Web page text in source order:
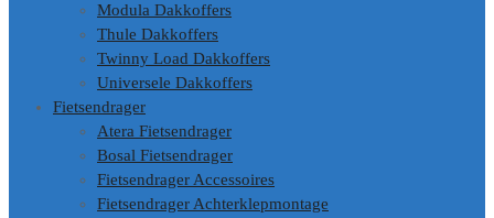
Modula Dakkoffers
Thule Dakkoffers
Twinny Load Dakkoffers
Universele Dakkoffers
Fietsendrager
Atera Fietsendrager
Bosal Fietsendrager
Fietsendrager Accessoires
Fietsendrager Achterklepmontage